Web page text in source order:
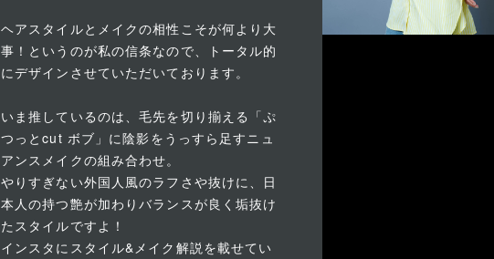
ヘアスタイルとメイクの相性こそが何より大
事！というのが私の信条なので、トータル的
にデザインさせていただいております。
いま推しているのは、毛先を切り揃える「ぷ
つっとcut ボブ」に陰影をうっすら足すニュ
アンスメイクの組み合わせ。
やりすぎない外国人風のラフさや抜けに、日
本人の持つ艶が加わりバランスが良く垢抜け
たスタイルですよ！
インスタにスタイル&メイク解説を載せてい